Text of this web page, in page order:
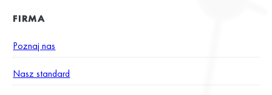
FIRMA
Poznaj nas
Nasz standard